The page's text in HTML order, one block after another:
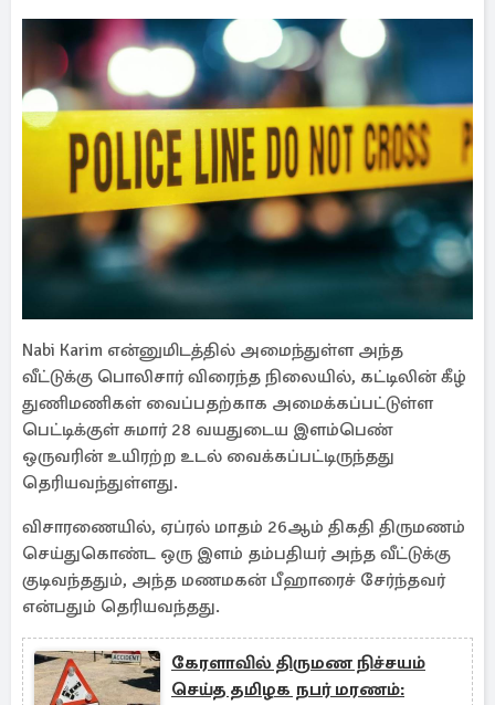
Nabi Karim என்னுமிடத்தில் அமைந்துள்ள அந்த
வீட்டுக்கு பொலிசார் விரைந்த நிலையில், கட்டிலின் கீழ்
துணிமணிகள் வைப்பதற்காக அமைக்கப்பட்டுள்ள
பெட்டிக்குள் சுமார் 28 வயதுடைய இளம்பெண்
ஒருவரின் உயிரற்ற உடல் வைக்கப்பட்டிருந்தது
தெரியவந்துள்ளது.
விசாரணையில், ஏப்ரல் மாதம் 26ஆம் திகதி திருமணம்
செய்துகொண்ட ஒரு இளம் தம்பதியர் அந்த வீட்டுக்கு
குடிவந்ததும், அந்த மணமகன் பீஹாரைச் சேர்ந்தவர்
என்பதும் தெரியவந்தது.
கேரளாவில் திருமண நிச்சயம்
செய்த தமிழக நபர் மரணம்: